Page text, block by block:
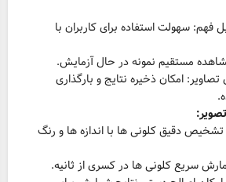
فهم: سهولت استفاده برای کاربران با
امکان ذخیره نتایج و بارگذاری
تشخیص دقیق کلونی ها با اندازه ها و رنگ